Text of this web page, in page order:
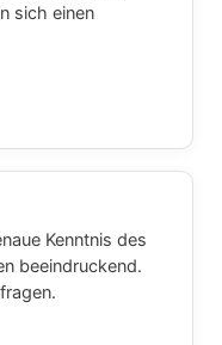
sich einen
Kenntnis des
beeindruckend.